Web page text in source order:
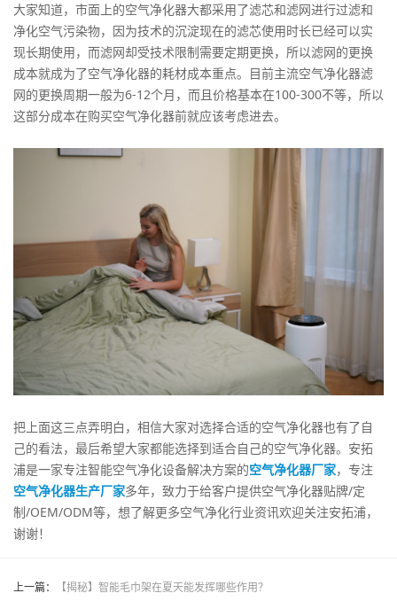
大家知道，市面上的空气净化器大都采用了滤芯和滤网进行过滤和
净化空气污染物，因为技术的沉淀现在的滤芯使用时长已经可以实
现长期使用，而滤网却受技术限制需要定期更换，所以滤网的更换
成本就成为了空气净化器的耗材成本重点。目前主流空气净化器滤
网的更换周期一般为6-12个月，而且价格基本在100-300不等，所以
这部分成本在购买空气净化器前就应该考虑进去。
把上面这三点弄明白，相信大家对选择合适的空气净化器也有了自
己的看法，最后希望大家都能选择到适合自己的空气净化器。安拓
浦是一家专注智能空气净化设备解决方案的空气净化器厂家，专注
空气净化器生产厂家多年，致力于给客户提供空气净化器贴牌/定
制/OEM/ODM等，想了解更多空气净化行业资讯欢迎关注安拓浦，
谢谢！
上一篇： 【揭秘】智能毛巾架在夏天能发挥哪些作用？